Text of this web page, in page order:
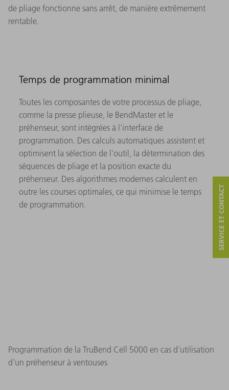
de pliage fonctionne sans arrêt, de manière extrêmement
rentable.
Temps de programmation minimal
Toutes les composantes de votre processus de pliage,
comme la presse plieuse, le BendMaster et le
préhenseur, sont intégrées à l'interface de
programmation. Des calculs automatiques assistent et
optimisent la sélection de l'outil, la détermination des
séquences de pliage et la position exacte du
préhenseur. Des algorithmes modernes calculent en
outre les courses optimales, ce qui minimise le temps
de programmation.
Programmation de la TruBend Cell 5000 en cas d'utilisation
d'un préhenseur à ventouses
SERVICE ET CONTACT